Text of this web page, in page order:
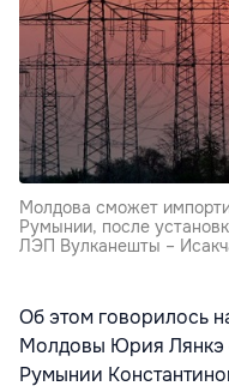
Молдова сможет
Румынии, после
ЛЭП Вулканешты –
Об этом говорилось
Молдовы Юрия Лянкэ
Румынии